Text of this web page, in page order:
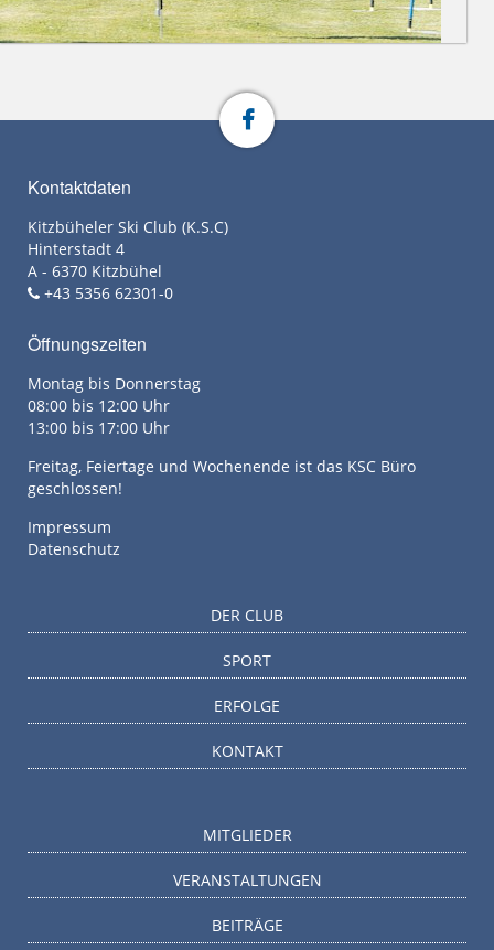
Kontaktdaten
Kitzbüheler Ski Club (K.S.C)
Hinterstadt 4
A - 6370 Kitzbühel
+43 5356 62301-0
Öffnungszeiten
Montag bis Donnerstag
08:00 bis 12:00 Uhr
13:00 bis 17:00 Uhr
Freitag, Feiertage und Wochenende ist das KSC Büro
geschlossen!
Impressum
Datenschutz
DER CLUB
SPORT
ERFOLGE
KONTAKT
MITGLIEDER
VERANSTALTUNGEN
BEITRÄGE